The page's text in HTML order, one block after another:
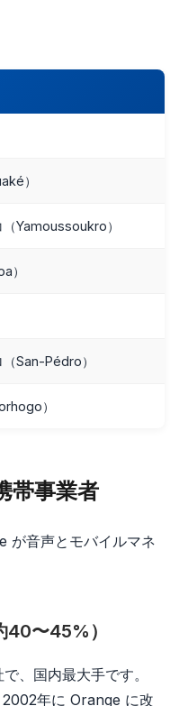
）
Yamoussoukro）
）
San-Pédro）
）
帯事業者
が音声とモバイルマネ
〜45%）
、国内最大手です。
年に Orange に改